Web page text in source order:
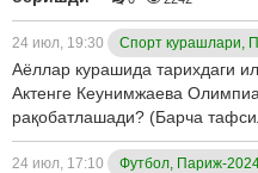
24 июл, 19:30 Спорт курашлари,
Аёллар курашида тарихдаги
Актенге Кеунимжаева
рақобатлашади? (Барча
24 июл, 17:10 Футбол, Париж-